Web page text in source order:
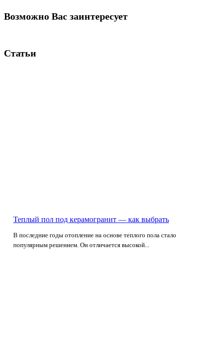
Возможно Вас заинтересует
Статьи
Теплый пол под керамогранит — как выбрать
В последние годы отопление на основе теплого пола стало
популярным решением. Он отличается высокой...